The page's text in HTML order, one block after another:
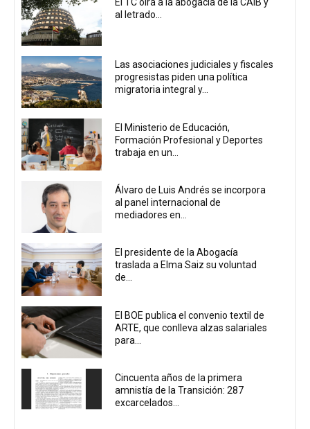
El TC oirá a la abogacía de la CAIB y
al letrado...
Las asociaciones judiciales y fiscales
progresistas piden una política
migratoria integral y...
El Ministerio de Educación,
Formación Profesional y Deportes
trabaja en un...
Álvaro de Luis Andrés se incorpora
al panel internacional de
mediadores en...
El presidente de la Abogacía
traslada a Elma Saiz su voluntad
de...
El BOE publica el convenio textil de
ARTE, que conlleva alzas salariales
para...
Cincuenta años de la primera
amnistía de la Transición: 287
excarcelados...